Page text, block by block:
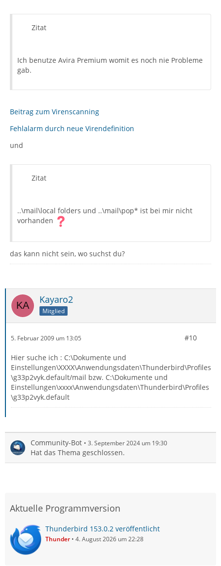
Zitat
Ich benutze Avira Premium womit es noch nie Probleme
gab.
Beitrag zum Virenscanning
Fehlalarm durch neue Virendefinition
und
Zitat
..\mail\local folders und ..\mail\pop* ist bei mir nicht
vorhanden
das kann nicht sein, wo suchst du?
Kayaro2
Mitglied
5. Februar 2009 um 13:05 #10
Hier suche ich : C:\Dokumente und
Einstellungen\XXXX\Anwendungsdaten\Thunderbird\Profiles
\g33p2vyk.default/mail bzw. C:\Dokumente und
Einstellungen\xxxx\Anwendungsdaten\Thunderbird\Profiles
\g33p2vyk.default
Community-Bot 3. September 2024 um 19:30
Hat das Thema geschlossen.
Aktuelle Programmversion
Thunderbird 153.0.2 veröffentlicht
Thunder 4. August 2026 um 22:28